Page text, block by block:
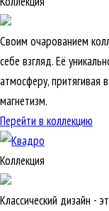
Своим очарованием
себе взгляд. Её
атмосферу, притягивая
магнетизм.
Перейти в коллекцию
Коллекция
Классический дизайн -